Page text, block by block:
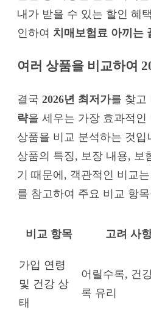
내가 받을 수 있는 할인 혜
인하여 치매보험료 아끼는
여러 상품을 비교하여
결국 2026년 최저가를 찾고
략을 세우는 가장 효과적인
상품을 비교 분석하는 것
상품의 특징, 보장 내용, 보
기 때문에, 객관적인 비교
를 참고하여 주요 비교 항
비교 항목 고려 사
가입 연령
및 건강 상
태
어릴수록, 건
록 유리